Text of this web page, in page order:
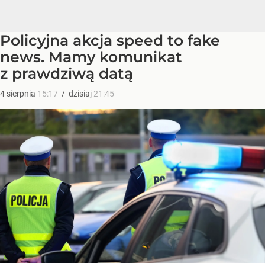
Policyjna akcja speed to fake
news. Mamy komunikat
z prawdziwą datą
4 sierpnia 15:17 / dzisiaj 21:45